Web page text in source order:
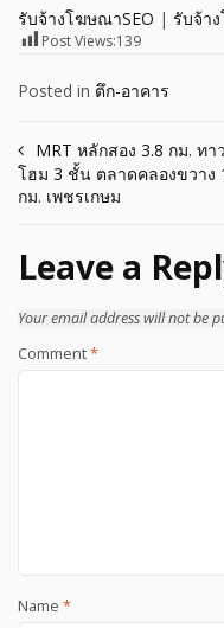
รับจ้างโฆษณาSEO | รับจ้า
Post Views:139
Posted in ตึก-อาคาร
Post
navigation
MRT หลักสอง 3.8 กม. ทา
โฮม 3 ชั้น ตลาดคลองขวาง
กม. เพชรเกษม
Leave a
Your email address will not be
Comment*
Name *